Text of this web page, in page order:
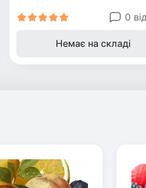
0
Немає на складі